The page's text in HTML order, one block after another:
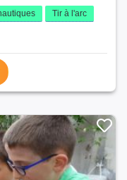
Tir à l'arc